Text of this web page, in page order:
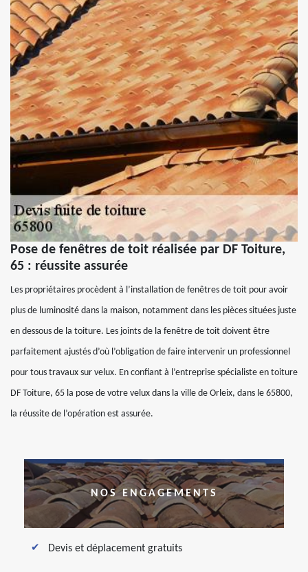
Pose de fenêtres de toit réalisée par DF Toiture,
65 : réussite assurée
Les propriétaires procèdent à l’installation de fenêtres de toit pour avoir
plus de luminosité dans la maison, notamment dans les pièces situées juste
en dessous de la toiture. Les joints de la fenêtre de toit doivent être
parfaitement ajustés d’où l’obligation de faire intervenir un professionnel
pour tous travaux sur velux. En confiant à l’entreprise spécialiste en toiture
DF Toiture, 65 la pose de votre velux dans la ville de Orleix, dans le 65800,
la réussite de l’opération est assurée.
NOS ENGAGEMENTS
Devis et déplacement gratuits